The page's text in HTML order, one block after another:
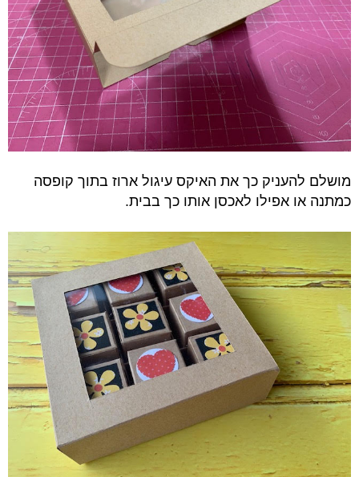
מושלם להעניק כך את האיקס עיגול ארוז בתוך קופסה
כמתנה או אפילו לאכסן אותו כך בבית.